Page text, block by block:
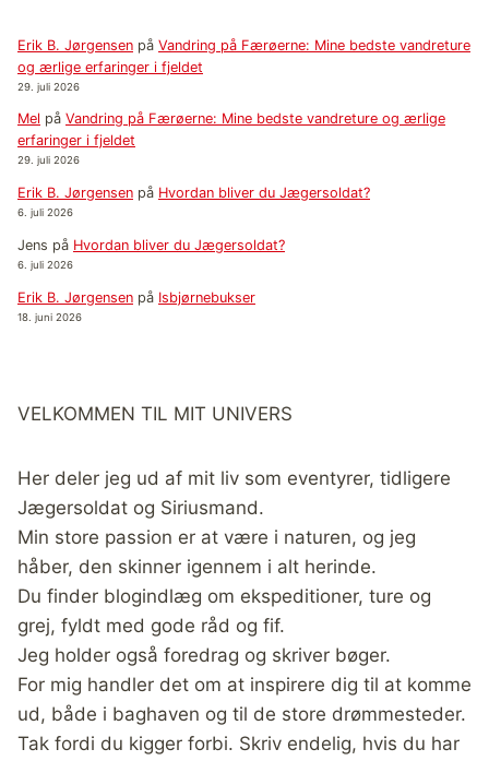
Erik B. Jørgensen på Vandring på Færøerne: Mine bedste vandreture
og ærlige erfaringer i fjeldet
29. juli 2026
Mel på Vandring på Færøerne: Mine bedste vandreture og ærlige
erfaringer i fjeldet
29. juli 2026
Erik B. Jørgensen på Hvordan bliver du Jægersoldat?
6. juli 2026
Jens på Hvordan bliver du Jægersoldat?
6. juli 2026
Erik B. Jørgensen på Isbjørnebukser
18. juni 2026
VELKOMMEN TIL MIT UNIVERS
Her deler jeg ud af mit liv som eventyrer, tidligere
Jægersoldat og Siriusmand.
Min store passion er at være i naturen, og jeg
håber, den skinner igennem i alt herinde.
Du finder blogindlæg om ekspeditioner, ture og
grej, fyldt med gode råd og fif.
Jeg holder også foredrag og skriver bøger.
For mig handler det om at inspirere dig til at komme
ud, både i baghaven og til de store drømmesteder.
Tak fordi du kigger forbi. Skriv endelig, hvis du har